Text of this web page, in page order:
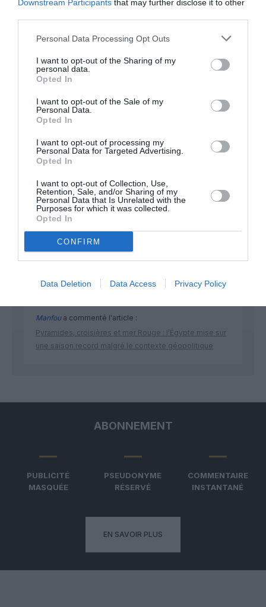
Downstream Participants that may further disclose it to other
Personal Data Processing Opt Outs
I want to opt-out of the Sharing of my
personal data.
Opted In
I want to opt-out of the Sale of my
Personal Data.
Opted In
I want to opt-out of processing my
Personal Data for Targeted Advertising.
Opted In
I want to opt-out of Collection, Use,
Retention, Sale, and/or Sharing of my
Personal Data that Is Unrelated with the
Purposes for which it was collected.
Opted In
CONFIRM
Data Deletion Data Access Privacy Policy
Soutenez Air Journal participez
développement !
NOUS SOUTENIR
DERNIERS COMMENTAIRES
atplhkta commenté l'article :
Contrôles aux frontières entre l’Espagne et l’Italie : des
Manfoua commenté l'article :
Pyramides, croisières et mer Rouge : l’Égypte mise sur
une saison record malgré le contexte géopolitique
ABONNEMENT
PUBLICITÉ
MASQUÉE
PSEUDONYME
RÉSERVÉ
COMMENTAIRE
INSTANTANÉ
EN SAVOIR PLUS